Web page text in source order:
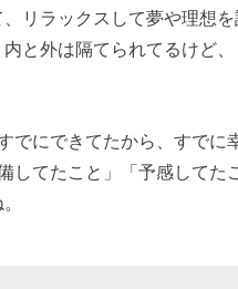
リラックスして夢や理想
と外は隔てられてるけど
でにできてたから、すでに
してたこと」「予感してた